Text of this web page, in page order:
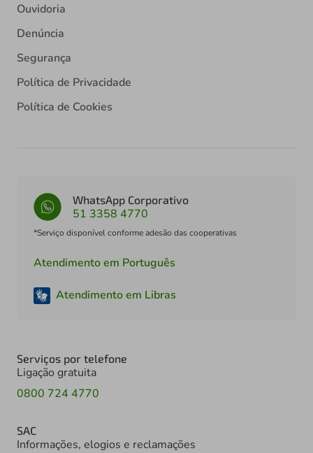
Ouvidoria
Denúncia
Segurança
Política de Privacidade
Política de Cookies
WhatsApp Corporativo
51 3358 4770
*Serviço disponível conforme adesão das cooperativas
Atendimento em Português
Atendimento em Libras
Serviços por telefone
Ligação gratuita
0800 724 4770
SAC
Informações, elogios e reclamações